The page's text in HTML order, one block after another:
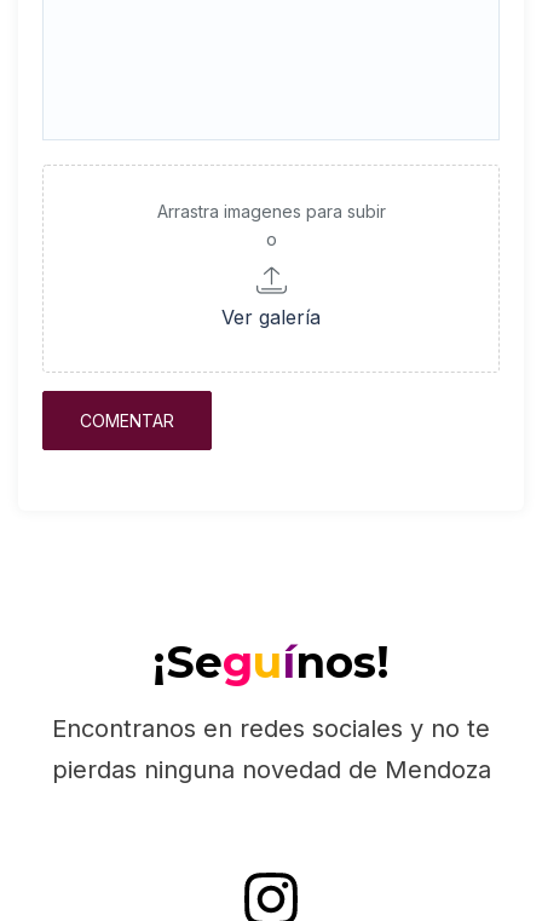
Arrastra imagenes para subir
o
Ver galería
¡Seguínos!
Encontranos en redes sociales y no te
pierdas ninguna novedad de Mendoza